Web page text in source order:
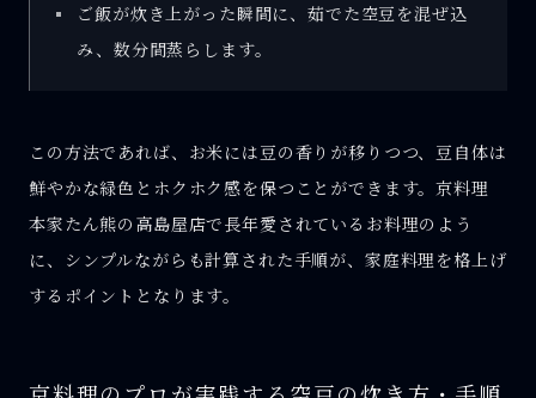
ご飯が炊き上がった瞬間に、茹でた空豆を混ぜ込
み、数分間蒸らします。
この方法であれば、お米には豆の香りが移りつつ、豆自体は
鮮やかな緑色とホクホク感を保つことができます。京料理
本家たん熊の高島屋店で長年愛されているお料理のよう
に、シンプルながらも計算された手順が、家庭料理を格上げ
するポイントとなります。